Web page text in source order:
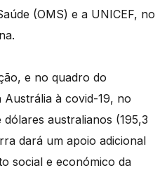
(OMS) e a UNICEF, no
e no quadro do
Austrália à covid-19, no
australianos (195,3
dará um apoio adicional
social e económico da